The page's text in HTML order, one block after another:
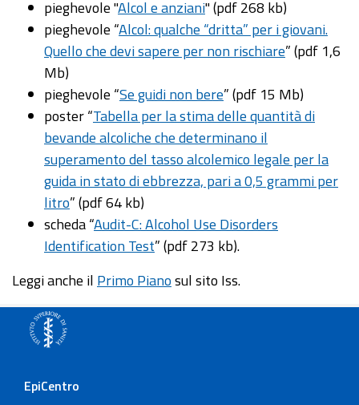
pieghevole "Alcol e anziani" (pdf 268 kb)
pieghevole “Alcol: qualche “dritta” per i giovani.
Quello che devi sapere per non rischiare” (pdf 1,6
Mb)
pieghevole “Se guidi non bere” (pdf 15 Mb)
poster “Tabella per la stima delle quantità di
bevande alcoliche che determinano il
superamento del tasso alcolemico legale per la
guida in stato di ebbrezza, pari a 0,5 grammi per
litro” (pdf 64 kb)
scheda “Audit-C: Alcohol Use Disorders
Identification Test” (pdf 273 kb).
Leggi anche il Primo Pianosul sito Iss.
EpiCentro